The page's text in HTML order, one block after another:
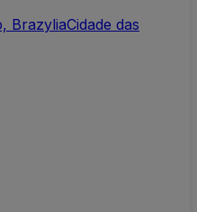
BrazyliaCidade das